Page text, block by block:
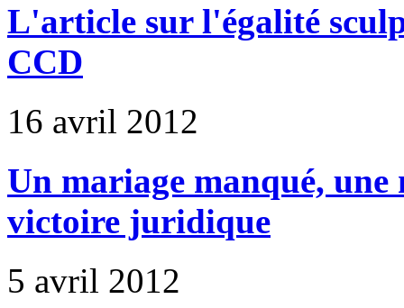
L'article sur l'égalité
CCD
16 avril 2012
Un mariage manqué,
victoire juridique
5 avril 2012